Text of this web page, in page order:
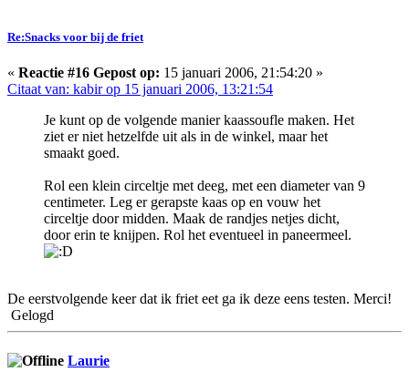
Re:Snacks voor bij de friet
« Reactie #16 Gepost op: 15 januari 2006, 21:54:20 »
Citaat van: kabir op 15 januari 2006, 13:21:54
Je kunt op de volgende manier kaassoufle maken. Het
ziet er niet hetzelfde uit als in de winkel, maar het
smaakt goed.
Rol een klein circeltje met deeg, met een diameter van 9
centimeter. Leg er gerapste kaas op en vouw het
circeltje door midden. Maak de randjes netjes dicht,
door erin te knijpen. Rol het eventueel in paneermeel.
De eerstvolgende keer dat ik friet eet ga ik deze eens testen. Merci!
Gelogd
Laurie